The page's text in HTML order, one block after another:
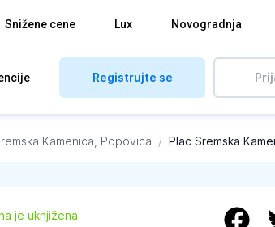
Snižene cene Lux Novogradnja
Registrujte se
Kamenica, Popovica / Plac Sremska
je uknjižena